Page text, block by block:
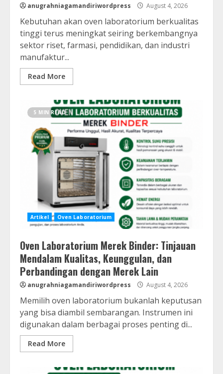
anugrahniagamandiriwordpress August 4, 2026
Kebutuhan akan oven laboratorium berkualitas
tinggi terus meningkat seiring berkembangnya
sektor riset, farmasi, pendidikan, dan industri
manufaktur...
Read More
5 MIN READ
Artikel Oven Laboratorium
Oven Laboratorium Merek Binder: Tinjauan
Mendalam Kualitas, Keunggulan, dan
Perbandingan dengan Merek Lain
anugrahniagamandiriwordpress August 4, 2026
Memilih oven laboratorium bukanlah keputusan
yang bisa diambil sembarangan. Instrumen ini
digunakan dalam berbagai proses penting di...
Read More